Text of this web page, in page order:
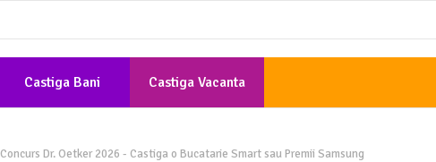
Castiga Bani Castiga Vacanta
Concurs Dr. Oetker 2026 - Castiga o Bucatarie Smart sau Premii Samsung